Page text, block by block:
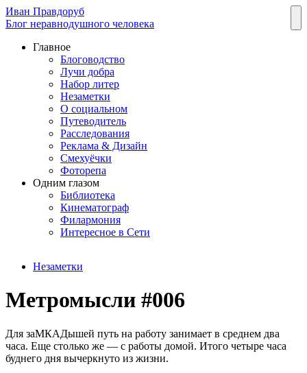
Иван Правдоруб
Блог неравнодушного человека
Главное
Блоговодство
Лучи добра
Набор литер
Незаметки
О социальном
Путеводитель
Расследования
Реклама & Дизайн
Смехуёчки
Фоторепа
Одним глазом
Библиотека
Кинематограф
Филармония
Интересное в Сети
Незаметки
Метромысли #006
Для заМКАДышей путь на работу занимает в среднем два
часа. Еще столько же — с работы домой. Итого четыре часа
буднего дня вычеркнуто из жизни.